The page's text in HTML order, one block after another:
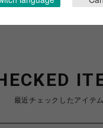
最近チェックしたアイテム